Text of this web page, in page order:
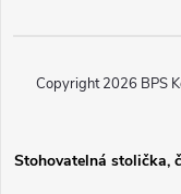
Stohovatelná stolička,
Copyright 2026 BPS